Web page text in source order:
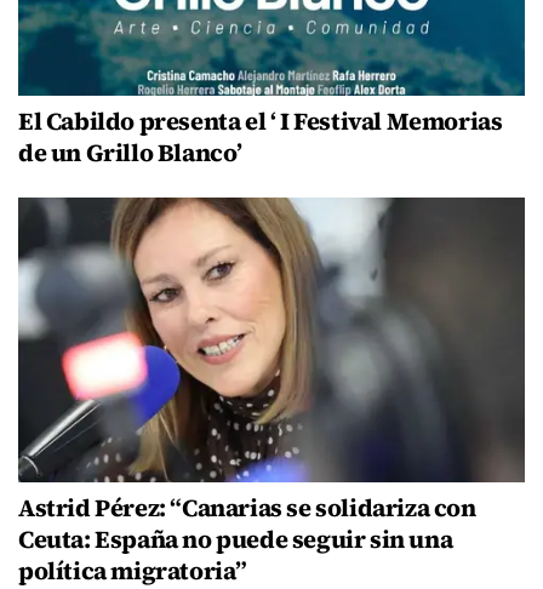
El Cabildo presenta el ‘ I Festival Memorias
de un Grillo Blanco’
Astrid Pérez: “Canarias se solidariza con
Ceuta: España no puede seguir sin una
política migratoria”